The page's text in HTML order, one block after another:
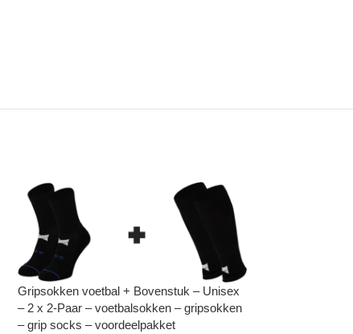
Gripsokken voetbal + Bovenstuk – Unisex
– 2 x 2-Paar – voetbalsokken – gripsokken
– grip socks – voordeelpakket